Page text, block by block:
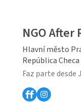
NGO After
Hlavní město
República Checa
Faz parte desde